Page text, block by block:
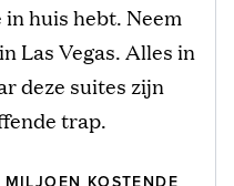
in huis hebt. Neem
Las Vegas. Alles in
deze suites zijn
trap.
KOSTENDE